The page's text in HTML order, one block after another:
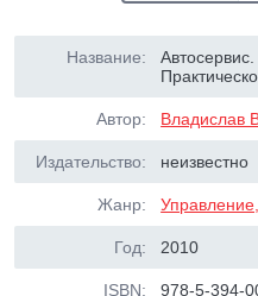
Название:
Автор: Владислав
Издательство: неизвестно
Жанр:
Год: 2010
ISBN: 978-5-394-